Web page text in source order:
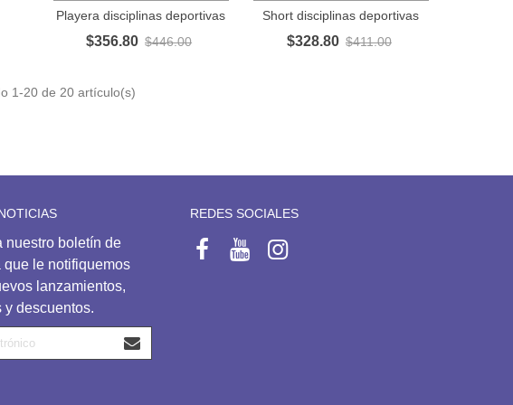
Playera disciplinas deportivas
$356.80 $446.00
Short disciplinas deportivas
$328.80 $411.00
1-20 de 20 artículo(s)
REDES SOCIALES
nuestro boletín de
que le notifiquemos
lanzamientos,
y descuentos.